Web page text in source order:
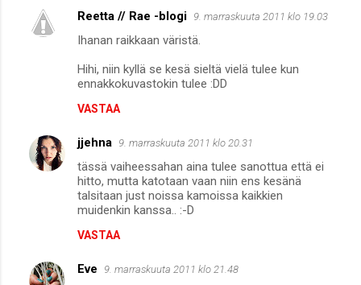
Reetta // Rae -blogi 9. marraskuuta 2011 klo 19.03
Ihanan raikkaan väristä.
Hihi, niin kyllä se kesä sieltä vielä tulee kun
ennakkokuvastokin tulee :DD
VASTAA
jjehna 9. marraskuuta 2011 klo 20.31
tässä vaiheessahan aina tulee sanottua että ei
hitto, mutta katotaan vaan niin ens kesänä
talsitaan just noissa kamoissa kaikkien
muidenkin kanssa.. :-D
VASTAA
Eve 9. marraskuuta 2011 klo 21.48